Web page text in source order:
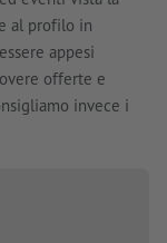
al profilo in
appesi
offerte e
invece i